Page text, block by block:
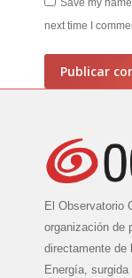
Save my
next time I
Publicar
El Observatorio
organización de
directamente de
Energía,